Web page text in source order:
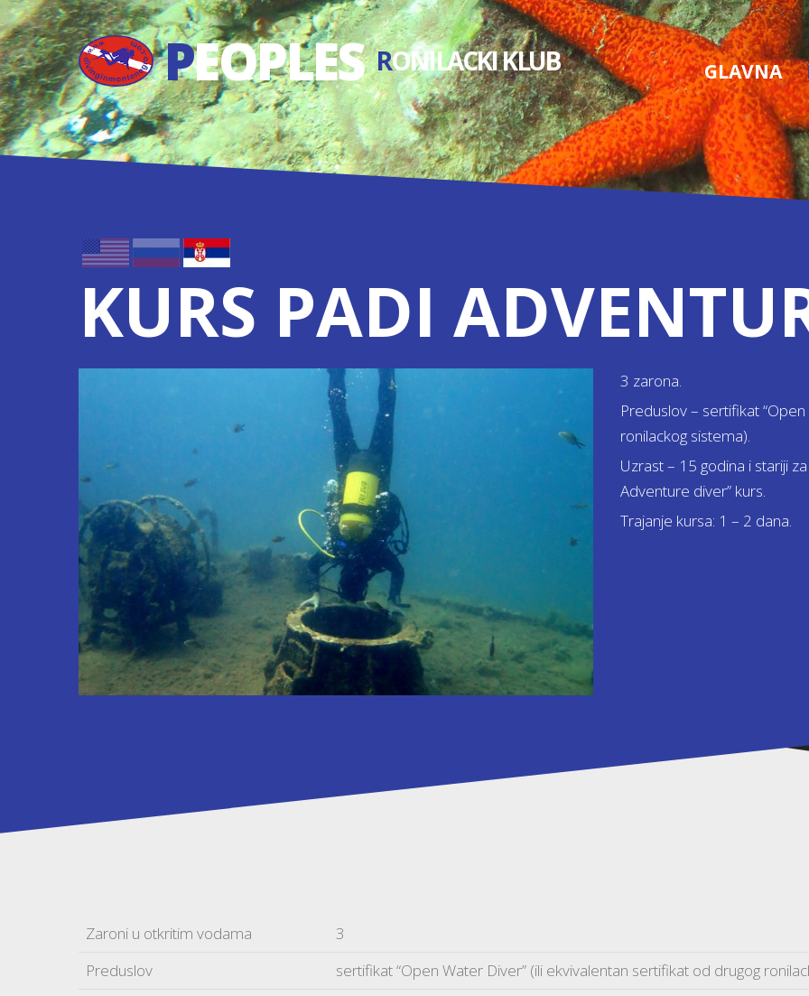
PEOPLES RONILACKI KLUB GLAVNA
KURS PADI
3 zarona.
Preduslov – sertifikat
ronilackog sistema).
Uzrast – 15 godina i stariji
Adventure diver” kurs.
Trajanje kursa: 1 – 2 dana.
Zaroni u otkritim vodama
3
Preduslov
sertifikat “Open Water Diver” (ili ekvivalentan sertifikat od drugog